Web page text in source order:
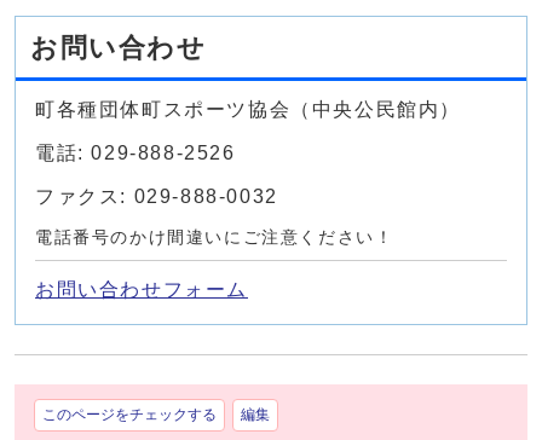
お問い合わせ
町各種団体町スポーツ協会（中央公民館内）
電話: 029-888-2526
ファクス: 029-888-0032
電話番号のかけ間違いにご注意ください！
お問い合わせフォーム
このページをチェックする 編集